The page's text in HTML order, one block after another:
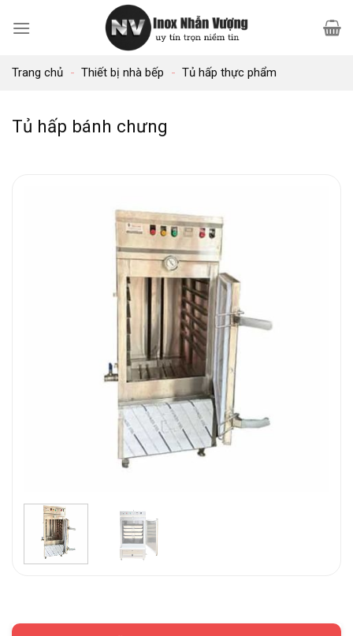
qua
dungTrang chủ - Thiết bị nhà bếp - Tủ hấp thực phẩm
Tủ hấp bánh chưng